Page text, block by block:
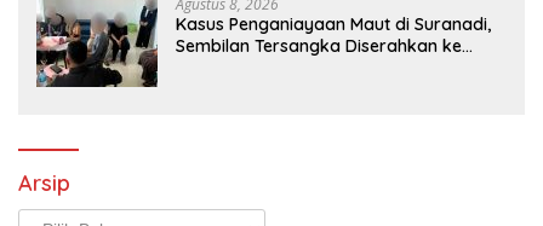
Kasus Penganiayaan Maut di Suranadi,
Sembilan Tersangka Diserahkan ke
Arsip
Arsip